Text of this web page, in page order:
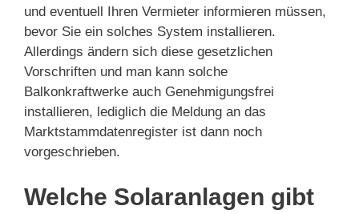
und eventuell Ihren Vermieter informieren müssen,
bevor Sie ein solches System installieren.
Allerdings ändern sich diese gesetzlichen
Vorschriften und man kann solche
Balkonkraftwerke auch Genehmigungsfrei
installieren, lediglich die Meldung an das
Marktstammdatenregister ist dann noch
vorgeschrieben.
Welche Solaranlagen gibt